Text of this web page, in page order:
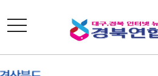
toggle
navigation